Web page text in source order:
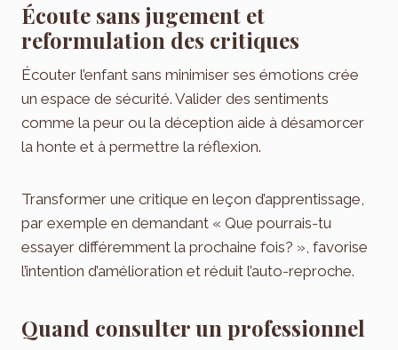
Écoute sans jugement et
reformulation des critiques
Écouter l’enfant sans minimiser ses émotions crée
un espace de sécurité. Valider des sentiments
comme la peur ou la déception aide à désamorcer
la honte et à permettre la réflexion.
Transformer une critique en leçon d’apprentissage,
par exemple en demandant « Que pourrais-tu
essayer différemment la prochaine fois? », favorise
l’intention d’amélioration et réduit l’auto-reproche.
Quand consulter un professionnel